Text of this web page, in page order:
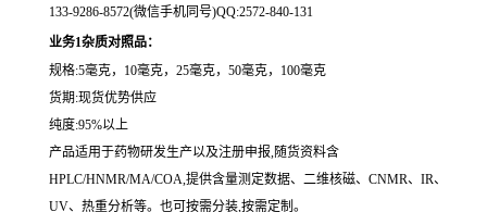
133-9286-8572(微信手机同号)QQ:2572-840-131
业务1杂质对照品：
规格:5毫克，10毫克，25毫克，50毫克，100毫克
货期:现货优势供应
纯度:95%以上
产品适用于药物研发生产以及注册申报,随货资料含
HPLC/HNMR/MA/COA,提供含量测定数据、二维核磁、CNMR、IR、
UV、热重分析等。也可按需分装,按需定制。